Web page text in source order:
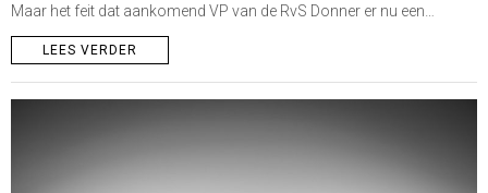
Maar het feit dat aankomend VP van de RvS Donner er nu een…
LEES VERDER